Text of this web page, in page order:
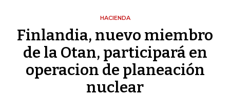
HACIENDA
Finlandia, nuevo miembro
de la Otan, participará en
operacion de planeación
nuclear